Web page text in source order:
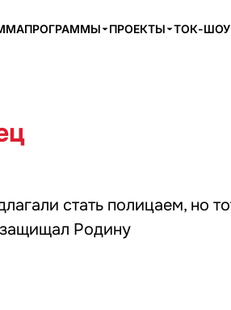
ПРОГРАММЫ ПРОЕКТЫ ТОК-ШОУ
стать полицаем, но
защищал Родину